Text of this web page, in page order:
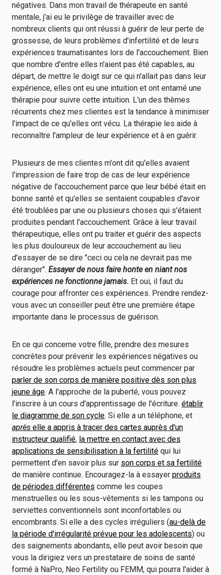
négatives. Dans mon travail de thérapeute en santé
mentale, j'ai eu le privilège de travailler avec de
nombreux clients qui ont réussi à guérir de leur perte de
grossesse, de leurs problèmes d'infertilité et de leurs
expériences traumatisantes lors de l'accouchement. Bien
que nombre d'entre elles n'aient pas été capables, au
départ, de mettre le doigt sur ce qui n'allait pas dans leur
expérience, elles ont eu une intuition et ont entamé une
thérapie pour suivre cette intuition. L'un des thèmes
récurrents chez mes clientes est la tendance à minimiser
l'impact de ce qu'elles ont vécu. La thérapie les aide à
reconnaître l'ampleur de leur expérience et à en guérir.
Plusieurs de mes clientes m'ont dit qu'elles avaient
l'impression de faire trop de cas de leur expérience
négative de l'accouchement parce que leur bébé était en
bonne santé et qu'elles se sentaient coupables d'avoir
été troublées par une ou plusieurs choses qui s'étaient
produites pendant l'accouchement. Grâce à leur travail
thérapeutique, elles ont pu traiter et guérir des aspects
les plus douloureux de leur accouchement au lieu
d'essayer de se dire "ceci ou cela ne devrait pas me
déranger". Essayer de nous faire honte en niant nos
expériences ne fonctionne jamais. Et oui, il faut du
courage pour affronter ces expériences. Prendre rendez-
vous avec un conseiller peut être une première étape
importante dans le processus de guérison.
En ce qui concerne votre fille, prendre des mesures
concrètes pour prévenir les expériences négatives ou
résoudre les problèmes actuels peut commencer par
parler de son corps de manière positive dès son plus
jeune âge. A l'approche de la puberté, vous pouvez
l'inscrire à un cours d'apprentissage de l'écriture. établir
le diagramme de son cycle. Si elle a un téléphone, et
après elle a appris à tracer des cartes auprès d'un
instructeur qualifié, la mettre en contact avec des
applications de sensibilisation à la fertilité qui lui
permettent d'en savoir plus sur son corps et sa fertilité
de manière continue. Encouragez-la à essayer produits
de périodes différentes comme les coupes
menstruelles ou les sous-vêtements si les tampons ou
serviettes conventionnels sont inconfortables ou
encombrants. Si elle a des cycles irréguliers (au-delà de
la période d'irrégularité prévue pour les adolescents) ou
des saignements abondants, elle peut avoir besoin que
vous la dirigiez vers un prestataire de soins de santé
formé à NaPro, Neo Fertility ou FEMM, qui pourra l'aider à